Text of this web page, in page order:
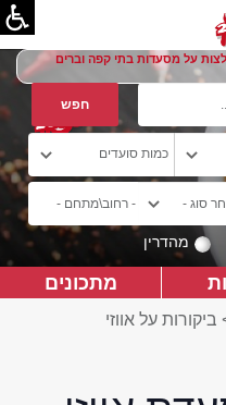
על מסעדות בתי קפה וברים
מהדרין
מתכונים
ביקורות על אווזי